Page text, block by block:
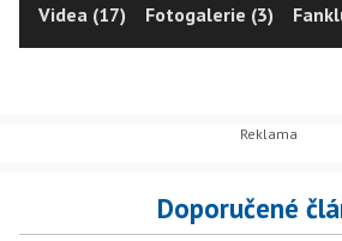
Videa (17) Fotogalerie (3)
Doporučené